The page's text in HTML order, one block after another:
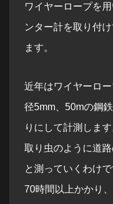
ワイヤーロープを
ンター計を取り付
ます。
近年はワイヤーロ
径5mm、50mの鋼
りにして計測しま
取り虫のように道
と測っていくわけ
70時間以上かかり